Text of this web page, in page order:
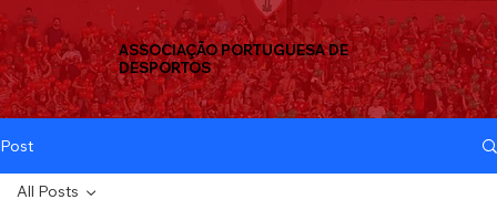
ASSOCIAÇÃO PORTUGUESA DE
DESPORTOS
Post
All Posts